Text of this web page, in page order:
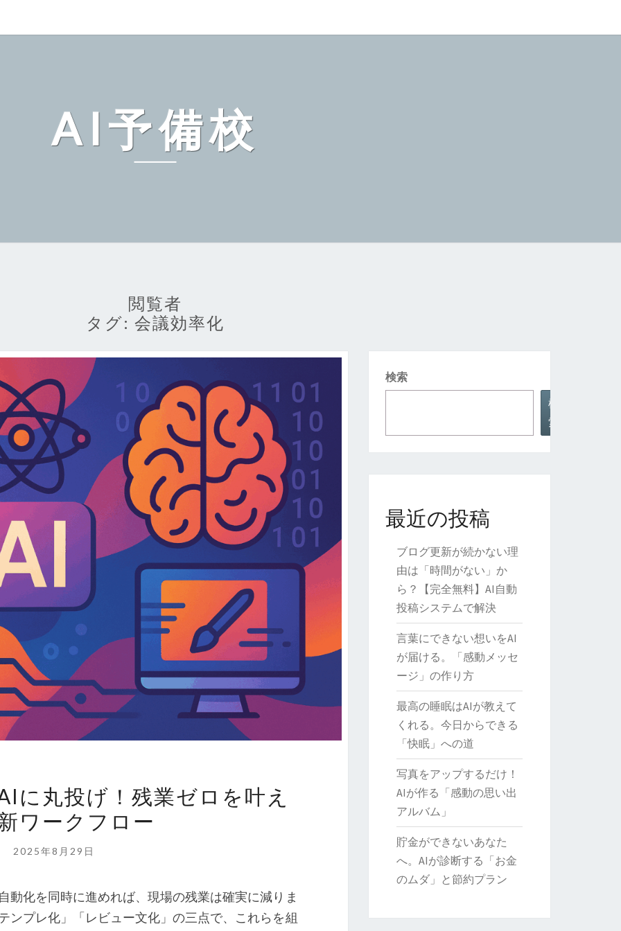
AI予備校
閲覧者
タグ: 会議効率化
議・
資
は
AI
に丸投げ！残業ゼロを叶え
ワークフロー
2025年8月29日
動化を同時に進めれば、現場の残業は確実に減りま
ンプレ化」「レビュー文化」の三点で、これらを組
検索
検
索
最近の投稿
ブログ更新が続かない理
由は「時間がない」か
ら？【完全無料】AI自動
投稿システムで解決
言葉にできない想いをAI
が届ける。「感動メッセ
ージ」の作り方
最高の睡眠はAIが教えて
くれる。今日からできる
「快眠」への道
写真をアップするだけ！
AIが作る「感動の思い出
アルバム」
貯金ができないあなた
へ。AIが診断する「お金
のムダ」と節約プラン